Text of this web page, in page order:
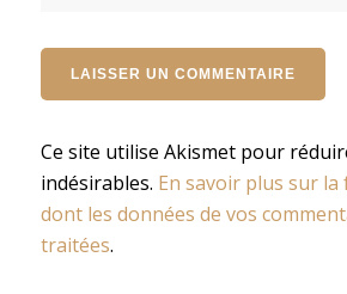
Ce site utilise Akismet pour
indésirables. En savoir plus sur la
dont les données de vos
traitées.